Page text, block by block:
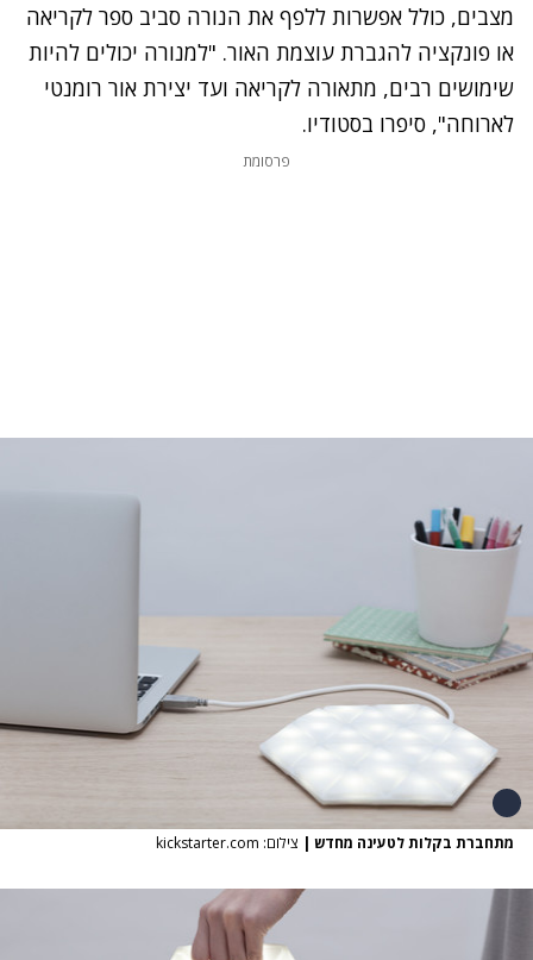
מצבים, כולל אפשרות ללפף את הנורה סביב ספר לקריאה
או פונקציה להגברת עוצמת האור. "למנורה יכולים להיות
שימושים רבים, מתאורה לקריאה ועד יצירת אור רומנטי
לארוחה", סיפרו בסטודיו.
פרסומת
מתחברת בקלות לטעינה מחדש | צילום: kickstarter.com